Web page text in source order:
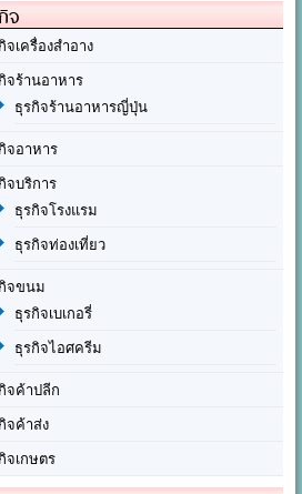
จ
จเครื่องสำอาง
จร้านอาหาร
ธุรกิจร้านอาหารญี่ปุ่น
จอาหาร
จบริการ
ธุรกิจโรงแรม
ธุรกิจท่องเที่ยว
จขนม
ธุรกิจเบเกอรี่
ธุรกิจไอศครีม
จค้าปลีก
จค้าส่ง
จเกษตร